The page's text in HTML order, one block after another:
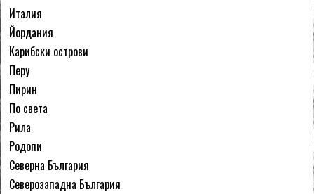
Италия
Йордания
Карибски острови
Перу
Пирин
По света
Рила
Родопи
Северна България
Северозападна България